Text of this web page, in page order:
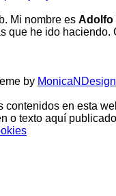
Mi nombre es Adolfo
que he ido
by MonicaNDesign
contenidos en esta
o texto aquí